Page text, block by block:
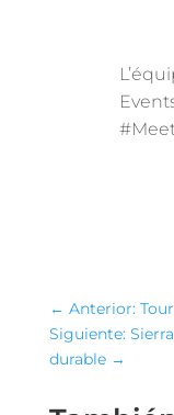
← Anterior:
Siguiente:
durable→